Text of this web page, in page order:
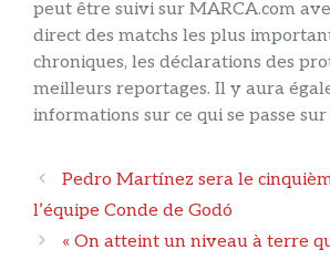
peut être suivi sur MARCA.com
direct des matchs les plus
chroniques, les déclarations des
meilleurs reportages. Il y aura
informations sur ce qui se passe
Navigation
des
Pedro Martínez sera le
l’équipe Conde de Godó
« On atteint un niveau à terre